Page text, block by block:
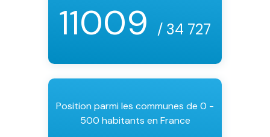
11009 / 34 727
Position parmi les communes de 0 -
500 habitants en France